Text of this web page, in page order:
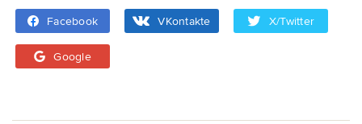
Facebook VKontakte X/Twitter
Google